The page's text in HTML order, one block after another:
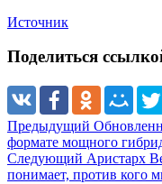
Источник
Поделиться
Предыдущий
формате мощного
Следующий Аристарх
понимает, против кого